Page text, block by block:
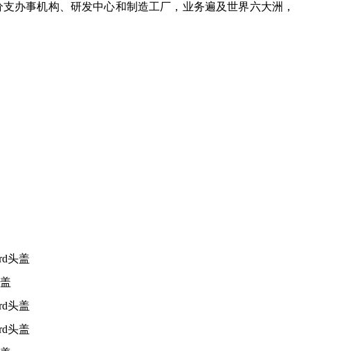
办事机构、研发中心和制造工厂，业务遍及世界六大洲，
头盖
头盖
头盖